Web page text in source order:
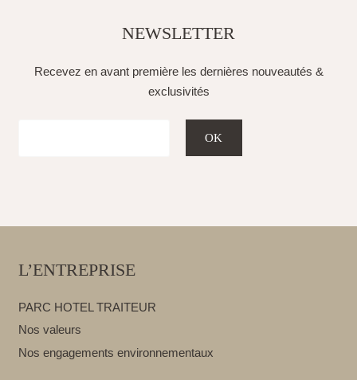
NEWSLETTER
Recevez en avant première les dernières nouveautés &
exclusivités
L’ENTREPRISE
PARC HOTEL TRAITEUR
Nos valeurs
Nos engagements environnementaux